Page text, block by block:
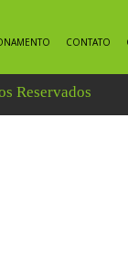
CONTATO
Reservados